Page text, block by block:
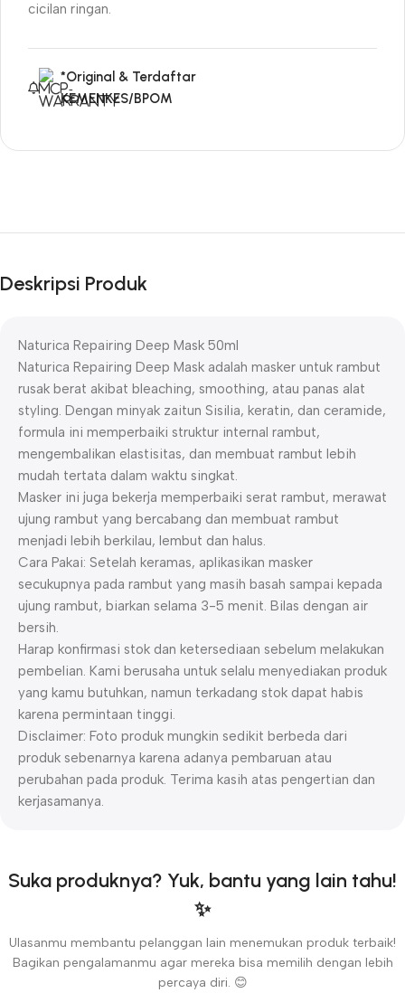
cicilan ringan.
*Original & Terdaftar
KEMENKES/BPOM
Deskripsi Produk
Naturica Repairing Deep Mask 50ml
Naturica Repairing Deep Mask adalah masker untuk rambut
rusak berat akibat bleaching, smoothing, atau panas alat
styling. Dengan minyak zaitun Sisilia, keratin, dan ceramide,
formula ini memperbaiki struktur internal rambut,
mengembalikan elastisitas, dan membuat rambut lebih
mudah tertata dalam waktu singkat.
Masker ini juga bekerja memperbaiki serat rambut, merawat
ujung rambut yang bercabang dan membuat rambut
menjadi lebih berkilau, lembut dan halus.
Cara Pakai: Setelah keramas, aplikasikan masker
secukupnya pada rambut yang masih basah sampai kepada
ujung rambut, biarkan selama 3-5 menit. Bilas dengan air
bersih.
Harap konfirmasi stok dan ketersediaan sebelum melakukan
pembelian. Kami berusaha untuk selalu menyediakan produk
yang kamu butuhkan, namun terkadang stok dapat habis
karena permintaan tinggi.
Disclaimer: Foto produk mungkin sedikit berbeda dari
produk sebenarnya karena adanya pembaruan atau
perubahan pada produk. Terima kasih atas pengertian dan
kerjasamanya.
Suka produknya? Yuk, bantu yang lain tahu!
✨
Ulasanmu membantu pelanggan lain menemukan produk terbaik!
Bagikan pengalamanmu agar mereka bisa memilih dengan lebih
percaya diri. 😊